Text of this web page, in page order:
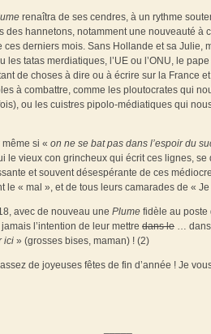
renaîtra de ses cendres, à un rythme
hannetons, notamment une nouveauté à
derniers mois. Sans Hollande et sa Julie,
les tatas merdiatiques, l’UE ou l’ONU, le
de choses à dire ou à écrire sur la France
à combattre, comme les ploutocrates qui
ou les cuistres pipolo-médiatiques qui
si « on ne se bat pas dans l’espoir du
le vieux con grincheux qui écrit ces lignes,
et souvent désespérante de ces
« mal », et de tous leurs camarades de «
avec de nouveau une Plume fidèle au poste
l’intention de leur mettre dans le … dans
ici » (grosses bises, maman) ! (2)
de joyeuses fêtes de fin d’année ! Je